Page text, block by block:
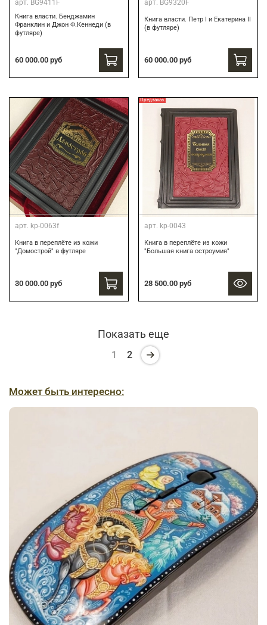
арт. BG9411F
Книга власти. Бенджамин
Франклин и Джон Ф.Кеннеди (в
футляре)
60 000.00 руб
арт. BG9320F
Книга власти. Петр I и Екатерина II
(в футляре)
60 000.00 руб
арт. kp-0063f
Книга в переплёте из кожи
"Домострой" в футляре
30 000.00 руб
Предзаказ
арт. kp-0043
Книга в переплёте из кожи
"Большая книга остроумия"
28 500.00 руб
Показать еще
1 2
Может быть интересно: